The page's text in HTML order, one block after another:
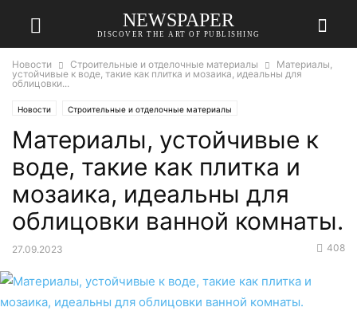
NEWSPAPER
DISCOVER THE ART OF PUBLISHING
Новости Строительные и отделочные материалы
Материалы,
устойчивые к воде, такие как плитка и мозаика, идеальны для
облицовки...
Новости Строительные и отделочные материалы
Материалы, устойчивые к
воде, такие как плитка и
мозаика, идеальны для
облицовки ванной комнаты.
27.09.2023 408